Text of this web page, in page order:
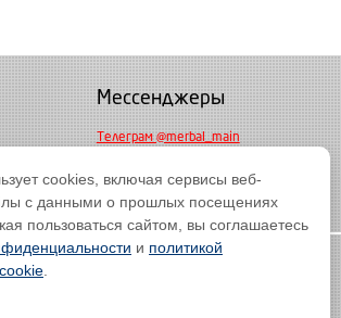
Мессенджеры
Телеграм @merbal_main
Мессендждер MAX
© 2006 - 2026 Все права защищены
cookies, включая сервисы веб-
с данными о прошлых посещениях
пользоваться сайтом, вы соглашаетесь
и политикой